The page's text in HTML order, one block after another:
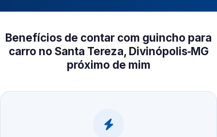
Benefícios de contar com guincho para
carro no Santa Tereza, Divinópolis‑MG
próximo de mim